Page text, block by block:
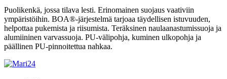
Puolikenkä, jossa tilava lesti. Erinomainen suojaus vaativiin
ympäristöihin. BOA®-järjestelmä tarjoaa täydellisen istuvuuden,
helpottaa pukemista ja riisumista. Teräksinen naulaanastumissuoja ja
alumiininen varvassuoja. PU-välipohja, kuminen ulkopohja ja
päällinen PU-pinnoitettua nahkaa.